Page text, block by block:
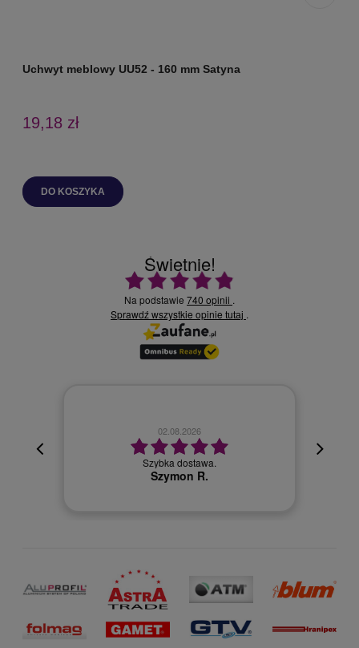
Uchwyt meblowy UU52 - 160 mm Satyna
19,18 zł
DO KOSZYKA
Świetnie!
Ocena średnia 4.9 na 5
Na podstawie 740 opinii .
Sprawdź wszystkie opinie tutaj .
02.08.2026
Szybka dostawa.
Szymon R.